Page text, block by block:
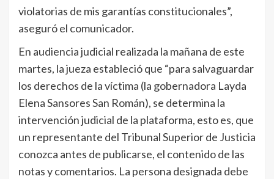
violatorias de mis garantías constitucionales”,
aseguró el comunicador.
En audiencia judicial realizada la mañana de este
martes, la jueza estableció que “para salvaguardar
los derechos de la víctima (la gobernadora Layda
Elena Sansores San Román), se determina la
intervención judicial de la plataforma, esto es, que
un representante del Tribunal Superior de Justicia
conozca antes de publicarse, el contenido de las
notas y comentarios. La persona designada debe